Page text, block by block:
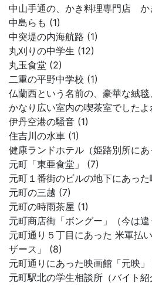
中山手通の、かき料理専門店 か
中島らも (1)
中突堤の内海航路 (1)
丸刈りの中学生 (12)
丸玉食堂 (2)
二重の平野中学校 (1)
仏蘭西という名前の、豪華な絨
かなり広い室内の喫茶室でしたよ
伊丹空港の騒音 (1)
住吉川の水車 (1)
健康ランドホテル（姫路別所に
元町「東亜食堂」 (7)
元町１番街のビルの地下にあっ
元町の三越 (7)
元町の時雨茶屋 (1)
元町商店街「ボングー」（今は
元町通り５丁目にあった 米軍払
ザース」 (8)
元町通りにあった映画館「元映
元町駅北の学生相談所（バイト